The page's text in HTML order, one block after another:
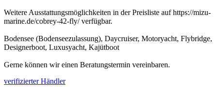
Weitere Ausstattungsmöglichkeiten in der Preisliste auf https://mizu-
marine.de/cobrey-42-fly/ verfügbar.
Bodensee (Bodenseezulassung), Daycruiser, Motoryacht, Flybridge,
Designerboot, Luxusyacht, Kajütboot
Gerne können wir einen Beratungstermin vereinbaren.
verifizierter Händler